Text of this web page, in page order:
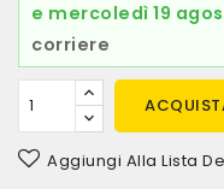
e mercoledì 19
corriere
Aggiungi Alla Lista